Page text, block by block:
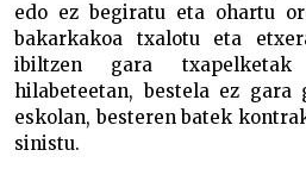
edo ez begiratu eta ohartu
bakarkakoa txalotu eta
ibiltzen gara
hilabeteetan, bestela ez
eskolan, besteren batek
sinistu.